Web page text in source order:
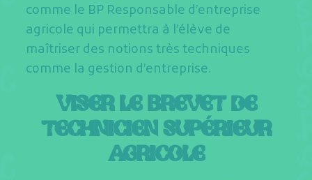
comme le BP Responsable d’entreprise
agricole qui permettra à l’élève de
maîtriser des notions très techniques
comme la gestion d’entreprise.
VISER LE BREVET DE
TECHNICIEN SUPÉRIEUR
AGRICOLE